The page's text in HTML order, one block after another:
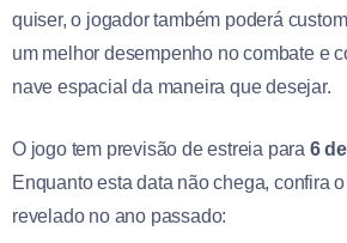
quiser, o jogador também poderá
um melhor desempenho no combate e
nave espacial da maneira que desejar.
O jogo tem previsão de estreia para 6
Enquanto esta data não chega, confira
revelado no ano passado: